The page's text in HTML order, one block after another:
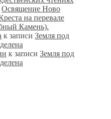
Освящение Ново
на перевале
Камень).
к записи Земля под
к записи Земля под